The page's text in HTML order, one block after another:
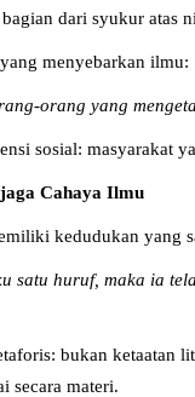
dari syukur atas
menyebarkan ilmu:
orang yang
sosial:
Cahaya Ilmu
kedudukan yang
satu huruf, maka ia
bukan ketaatan
secara materi.